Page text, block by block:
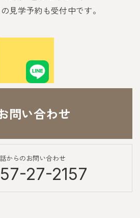
見学予約も受付中です。
問い合わせ
からのお問い合わせ
27-2157